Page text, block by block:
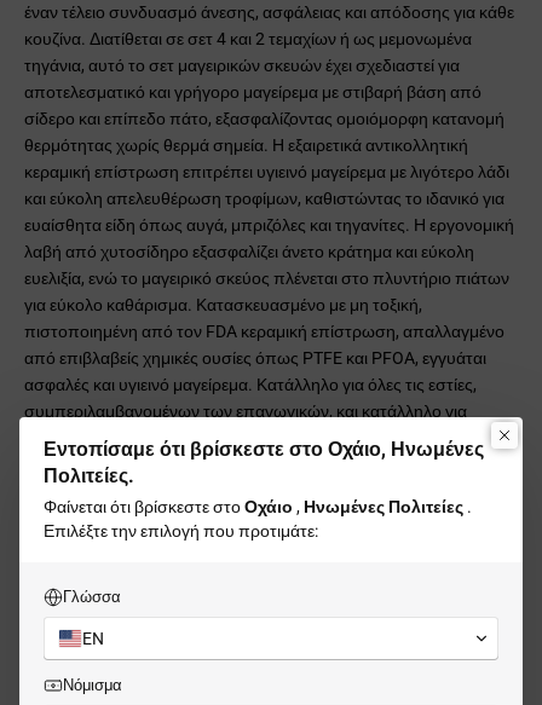
έναν τέλειο συνδυασμό άνεσης, ασφάλειας και απόδοσης για κάθε
κουζίνα. Διατίθεται σε σετ 4 και 2 τεμαχίων ή ως μεμονωμένα
τηγάνια, αυτό το σετ μαγειρικών σκευών έχει σχεδιαστεί για
αποτελεσματικό και γρήγορο μαγείρεμα με στιβαρή βάση από
σίδερο και επίπεδο πάτο, εξασφαλίζοντας ομοιόμορφη κατανομή
θερμότητας χωρίς θερμά σημεία. Η εξαιρετικά αντικολλητική
κεραμική επίστρωση επιτρέπει υγιεινό μαγείρεμα με λιγότερο λάδι
και εύκολη απελευθέρωση τροφίμων, καθιστώντας το ιδανικό για
ευαίσθητα είδη όπως αυγά, μπριζόλες και τηγανίτες. Η εργονομική
λαβή από χυτοσίδηρο εξασφαλίζει άνετο κράτημα και εύκολη
ευελιξία, ενώ το μαγειρικό σκεύος πλένεται στο πλυντήριο πιάτων
για εύκολο καθάρισμα. Κατασκευασμένο με μη τοξική,
πιστοποιημένη από τον FDA κεραμική επίστρωση, απαλλαγμένο
από επιβλαβείς χημικές ουσίες όπως PTFE και PFOA, εγγυάται
ασφαλές και υγιεινό μαγείρεμα. Κατάλληλο για όλες τις εστίες,
συμπεριλαμβανομένων των επαγωγικών, και κατάλληλο για
φούρνο έως 450°F, αυτό το σετ μαγειρικών σκευών συνδυάζει
ανθεκτικότητα, ασφάλεια και στυλ για μια ανώτερη εμπειρία
μαγειρέματος.
Εντοπίσαμε ότι βρίσκεστε στο Οχάιο, Ηνωμένες
Πολιτείες.
Φαίνεται ότι βρίσκεστε στοΟχάιο , Ηνωμένες Πολιτείες .
Επιλέξτε την επιλογή που προτιμάτε:
Γλώσσα
EN
Νόμισμα